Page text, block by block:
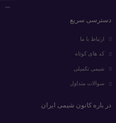
دسترسی سریع
ارتباط با ما
کد های کوتاه
شیمی تکمیلی
سوالات متداول
در باره کانون شیمی ایران